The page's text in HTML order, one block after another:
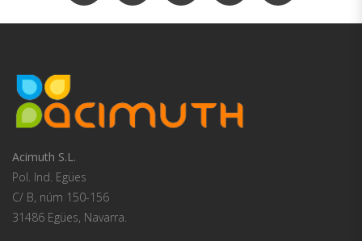
Acimuth S.L.
Pol. Ind. Egües
C/ B, núm 150-156
31486 Egües, Navarra.